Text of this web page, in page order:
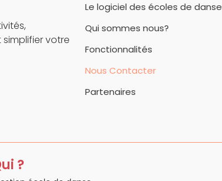
votre
Le logiciel des écoles de danse
Qui sommes nous?
Fonctionnalités
Nous Contacter
Partenaires
?